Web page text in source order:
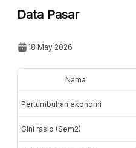
Data Pasar
18 May 2026
Nama
Pertumbuhan ekonomi
Gini rasio (Sem2)